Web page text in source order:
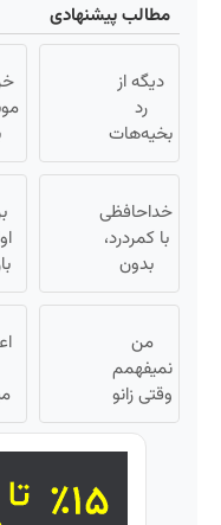
مطالب پیشنهادی
دیگه از
رد
بخیه‌هات
خجالت
این
محصول
برای
همیشه
می‌کنه
خداحافظی
با کمردرد،
بدون
قرص و
من
نمیفهمم
وقتی زانو
درد
درمان